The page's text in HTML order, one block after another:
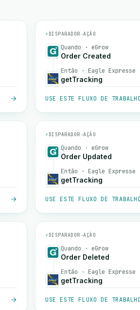
⚡ DISPARADOR→AÇÃO
Quando · eGrow
Order Created
Então · Eagle Expresse
getTracking
USE ESTE FLUXO DE
⚡ DISPARADOR→AÇÃO
Quando · eGrow
Order Updated
Então · Eagle Expresse
getTracking
USE ESTE FLUXO DE
⚡ DISPARADOR→AÇÃO
Quando · eGrow
Order Deleted
Então · Eagle Expresse
getTracking
USE ESTE FLUXO DE